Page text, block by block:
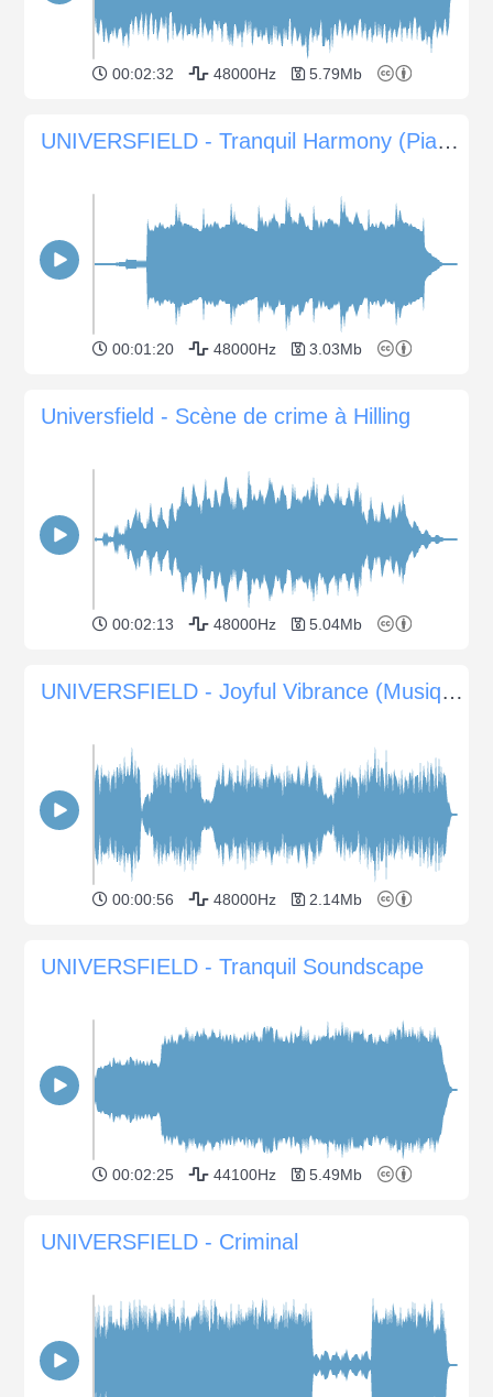
00:02:32 48000Hz 5.79Mb
UNIVERSFIELD - Tranquil Harmony (Piano calme et sons d'ambiance pour la relaxation)
00:01:20 48000Hz 3.03Mb
Universfield - Scène de crime à Hilling
00:02:13 48000Hz 5.04Mb
UNIVERSFIELD - Joyful Vibrance (Musique entraînante pour les animations et les publicités)
00:00:56 48000Hz 2.14Mb
UNIVERSFIELD - Tranquil Soundscape
00:02:25 44100Hz 5.49Mb
UNIVERSFIELD - Criminal